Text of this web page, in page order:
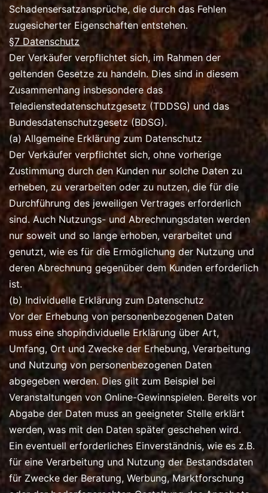
Schadensersatzansprüche, die durch das Fehlen
zugesicherter Eigenschaften entstehen.
§7 Datenschutz
Der Verkäufer verpflichtet sich, im Rahmen der
geltenden Gesetze zu handeln. Dies sind in diesem
Zusammenhang insbesondere das
Teledienstedatenschutzgesetz (TDDSG) und das
Bundesdatenschutzgesetz (BDSG).
(a) Allgemeine Erklärung zum Datenschutz
Der Verkäufer verpflichtet sich, ohne vorherige
Zustimmung durch den Kunden nur solche Daten zu
erheben, zu verarbeiten oder zu nutzen, die für die
Durchführung des jeweiligen Vertrages erforderlich
sind. Auch Nutzungs- und Abrechnungsdaten werden
nur soweit und so lange erhoben, verarbeitet und
genutzt, wie es für die Ermöglichung der Nutzung und
deren Abrechnung gegenüber dem Kunden erforderlich
ist.
(b) Individuelle Erklärung zum Datenschutz
Vor der Erhebung von personenbezogenen Daten
muss eine shopindividuelle Erklärung über Art,
Umfang, Ort und Zwecke der Erhebung, Verarbeitung
und Nutzung von personenbezogenen Daten
abgegeben werden. Dies gilt zum Beispiel bei
Veranstaltungen von Online-Gewinnspielen. Bereits vor
Abgabe der Daten muss an geeigneter Stelle erklärt
werden, was mit den Daten später geschehen wird.
Ein eventuell erforderliches Einverständnis, wie es z.B.
für eine Verarbeitung und Nutzung der Bestandsdaten
für Zwecke der Beratung, Werbung, Marktforschung